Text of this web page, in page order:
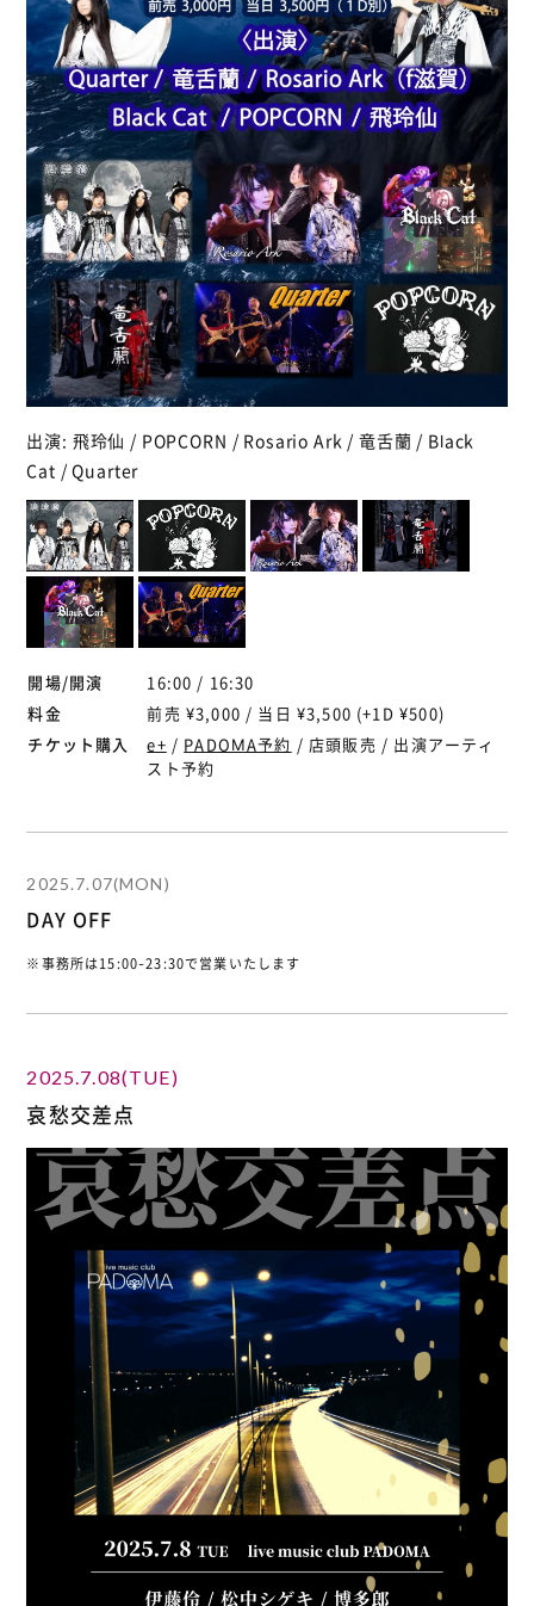
出演: 飛玲仙 / POPCORN / Rosario Ark / 竜舌蘭 / Black
Cat / Quarter
開場/開演
16:00 / 16:30
料金
前売 ¥3,000 / 当日 ¥3,500 (+1D ¥500)
チケット購入
e+ / PADOMA予約 / 店頭販売 / 出演アーティ
スト予約
2025.7.07(MON)
DAY OFF
※事務所は15:00-23:30で営業いたします
2025.7.08(TUE)
哀愁交差点